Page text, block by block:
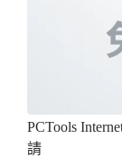
PCTools
請